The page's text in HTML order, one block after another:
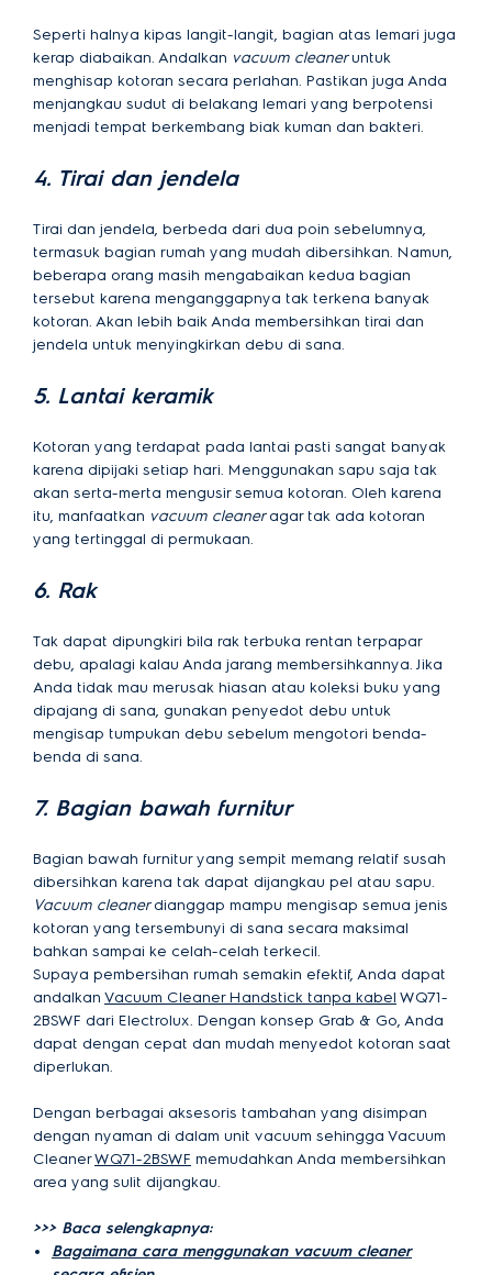
Seperti halnya kipas langit-langit, bagian atas lemari juga
kerap diabaikan. Andalkan vacuum cleaneruntuk
menghisap kotoran secara perlahan. Pastikan juga Anda
menjangkau sudut di belakang lemari yang berpotensi
menjadi tempat berkembang biak kuman dan bakteri.
4. Tirai dan jendela
Tirai dan jendela, berbeda dari dua poin sebelumnya,
termasuk bagian rumah yang mudah dibersihkan. Namun,
beberapa orang masih mengabaikan kedua bagian
tersebut karena menganggapnya tak terkena banyak
kotoran. Akan lebih baik Anda membersihkan tirai dan
jendela untuk menyingkirkan debu di sana.
5. Lantai keramik
Kotoran yang terdapat pada lantai pasti sangat banyak
karena dipijaki setiap hari. Menggunakan sapu saja tak
akan serta-merta mengusir semua kotoran. Oleh karena
itu, manfaatkan vacuum cleaneragar tak ada kotoran
yang tertinggal di permukaan.
6. Rak
Tak dapat dipungkiri bila rak terbuka rentan terpapar
debu, apalagi kalau Anda jarang membersihkannya. Jika
Anda tidak mau merusak hiasan atau koleksi buku yang
dipajang di sana, gunakan penyedot debu untuk
mengisap tumpukan debu sebelum mengotori benda-
benda di sana.
7. Bagian bawah furnitur
Bagian bawah furnitur yang sempit memang relatif susah
dibersihkan karena tak dapat dijangkau pel atau sapu.
Vacuum cleanerdianggap mampu mengisap semua jenis
kotoran yang tersembunyi di sana secara maksimal
bahkan sampai ke celah-celah terkecil.
Supaya pembersihan rumah semakin efektif, Anda dapat
andalkan Vacuum Cleaner Handstick tanpa kabel WQ71-
2BSWF dari Electrolux. Dengan konsep Grab & Go, Anda
dapat dengan cepat dan mudah menyedot kotoran saat
diperlukan.
Dengan berbagai aksesoris tambahan yang disimpan
dengan nyaman di dalam unit vacuum sehingga Vacuum
CleanerWQ71-2BSWF memudahkan Anda membersihkan
area yang sulit dijangkau.
>>> Baca selengkapnya:
Bagaimana cara menggunakan vacuum cleaner